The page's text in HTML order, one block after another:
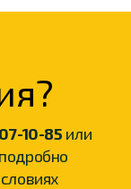
10-85 или